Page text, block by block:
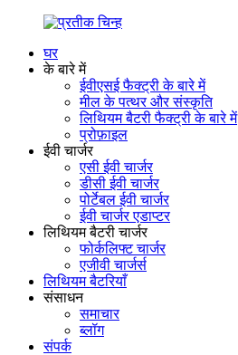
घर
के बारे में
ईवीएसई फैक्ट्री के बारे में
मील के पत्थर और संस्कृति
लिथियम बैटरी फैक्ट्री के बारे में
प्रोफ़ाइल
ईवी चार्जर
एसी ईवी चार्जर
डीसी ईवी चार्जर
पोर्टेबल ईवी चार्जर
ईवी चार्जर एडाप्टर
लिथियम बैटरी चार्जर
फोर्कलिफ्ट चार्जर
एजीवी चार्जर्स
लिथियम बैटरियाँ
संसाधन
समाचार
ब्लॉग
संपर्क